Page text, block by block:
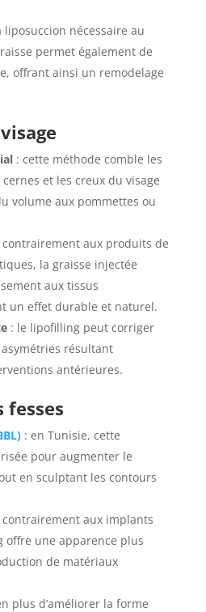
nécessaire au
permet également de
offrant ainsi un remodelage
: cette méthode comble les
et les creux du visage
volume aux pommettes ou
aux produits de
la graisse injectée
aux tissus
un effet durable et naturel.
: le lipofilling peut corriger
résultant
antérieures.
fesses
: en Tunisie, cette
pour augmenter le
en sculptant les contours
aux implants
offre une apparence plus
de matériaux
plus d’améliorer la forme